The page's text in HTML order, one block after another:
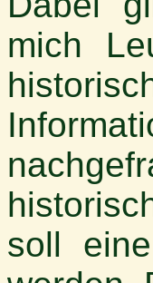
mich
soll